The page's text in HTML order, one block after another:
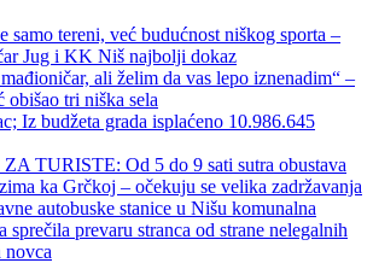
samo tereni, već budućnost niškog sporta –
Jug i KK Niš najbolji dokaz
ali želim da vas lepo iznenadim“ –
obišao tri niška sela
Iz budžeta grada isplaćeno 10.986.645
TURISTE: Od 5 do 9 sati sutra obustava
ka Grčkoj – očekuju se velika zadržavanja
autobuske stanice u Nišu komunalna
sprečila prevaru stranca od strane nelegalnih
novca